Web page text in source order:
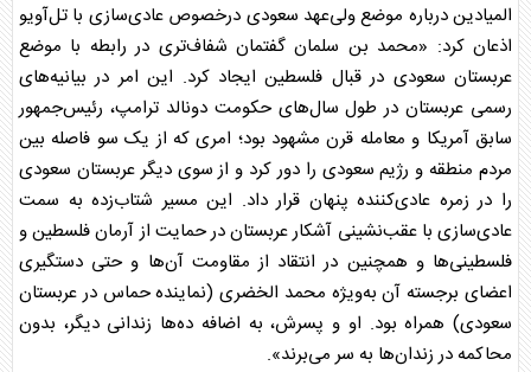
المیادین درباره موضع ولی‌عهد سعودی درخصوص عادی‌سازی با تل‌آویو
اذعان کرد: «محمد بن سلمانگفتمان شفاف‌تری در رابطه با موضع
عربستان سعودی در قبال فلسطین ایجاد کرد. این امر در بیانیه‌های
رسمی عربستاندر طول سال‌های حکومت دونالد ترامپ، رئیس‌جمهور
سابق آمریکا و معامله قرن مشهود بود؛ امری که از یک سو فاصله بین
مردم منطقه و رژیم سعودی را دور کرد و از سوی دیگرعربستان سعودی
را در زمره عادی‌کننده پنهان قرار داد. این مسیر شتاب‌زده به سمت
عادی‌سازی با عقب‌نشینی آشکارعربستاندر حمایت از آرمان فلسطین و
فلسطینی‌ها و همچنین در انتقاد از مقاومت آن‌ها و حتی دستگیری
اعضای برجسته آن به‌ویژه محمد الخضری (نماینده حماس درعربستان
سعودی) همراه بود. او و پسرش، به اضافه ده‌ها زندانی دیگر، بدون
محاکمه در زندان‌ها به سر می‌برند».